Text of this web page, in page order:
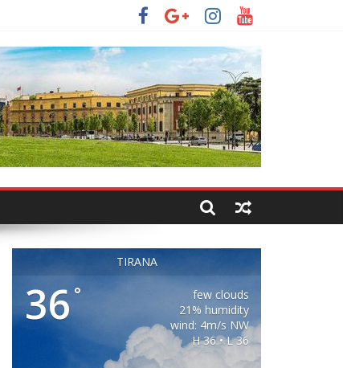
TIRANA
36°
few clouds
21% humidity
wind: 4m/s NW
H 36 • L 36